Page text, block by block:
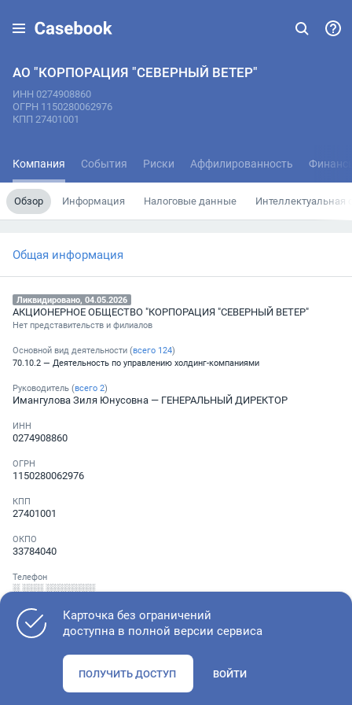
АО "КОРПОРАЦИЯ "СЕВЕРНЫЙ ВЕТЕР"
ИНН 0274908860
ОГРН 1150280062976
КПП 27401001
Компания События Риски Аффилированность
Обзор Информация Налоговые данные Интеллектуальная
Общая информация
Ликвидировано, 04.05.2026
АКЦИОНЕРНОЕ ОБЩЕСТВО "КОРПОРАЦИЯ "СЕВЕРНЫЙ ВЕТЕР"
Нет представительств и филиалов
Основной вид деятельности (всего 124)
70.10.2 — Деятельность по управлению холдинг-компаниями
Руководитель (всего 2)
Имангулова Зиля Юнусовна — ГЕНЕРАЛЬНЫЙ ДИРЕКТОР
ИНН
0274908860
ОГРН
1150280062976
КПП
27401001
ОКПО
33784040
Телефон
░ ░░░ ░░░░░░░
Проверьте учредительные документы, адрес регистрации и
Карточка без ограничений
доступна в полной версии сервиса
ПОЛУЧИТЬ ДОСТУП ВОЙТИ